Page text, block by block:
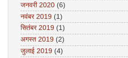
जनवरी 2020 (6)
नवंबर 2019 (1)
सितंबर 2019 (1)
अगस्त 2019 (2)
जुलाई 2019 (4)